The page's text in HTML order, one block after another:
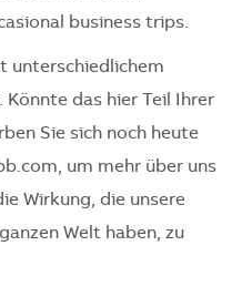
business trips.
unterschiedlichem
das hier Teil Ihrer
Sie sich noch heute
um mehr über uns
Wirkung, die unsere
Welt haben, zu